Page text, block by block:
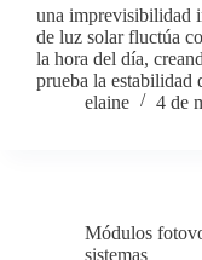
una imprevisibilidad
de luz solar fluctúa
la hora del día,
prueba la estabilidad
elaine
4 de
Módulos
sistemas